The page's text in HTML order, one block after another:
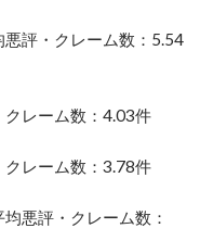
評・クレーム数：5.54
レーム数：4.03件
レーム数：3.78件
悪評・クレーム数：